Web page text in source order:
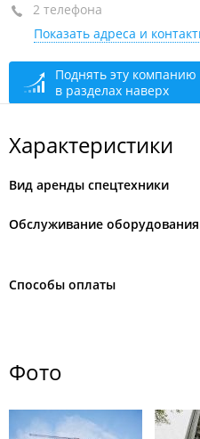
+7 (423) 250-18-18
+7 902 553-71-33
сегодня закрыто
2 телефона
Показать адреса и
Поднять эту компанию
в разделах наверх
Характеристики
Вид аренды спецтехники
Обслуживание оборудования
Способы оплаты
Фото